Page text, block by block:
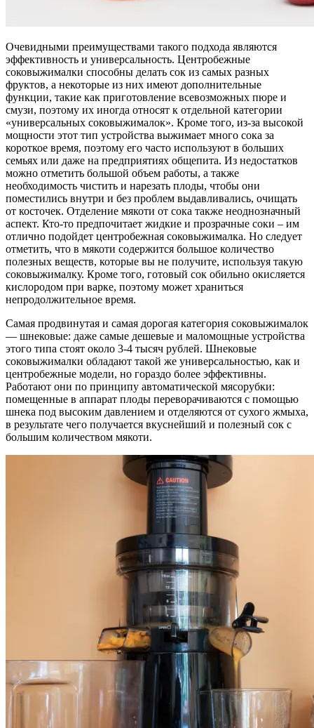
Очевидными преимуществами такого подхода являются
эффективность и универсальность. Центробежные
соковыжималки способны делать сок из самых разных
фруктов, а некоторые из них имеют дополнительные
функции, такие как приготовление всевозможных пюре и
смузи, поэтому их иногда относят к отдельной категории
«универсальных соковыжималок». Кроме того, из-за высокой
мощности этот тип устройства выжимает много сока за
короткое время, поэтому его часто используют в больших
семьях или даже на предприятиях общепита. Из недостатков
можно отметить большой объем работы, а также
необходимость чистить и нарезать плоды, чтобы они
поместились внутри и без проблем выдавливались, очищать
от косточек. Отделение мякоти от сока также неоднозначный
аспект. Кто-то предпочитает жидкие и прозрачные соки – им
отлично подойдет центробежная соковыжималка. Но следует
отметить, что в мякоти содержится большое количество
полезных веществ, которые вы не получите, используя такую ​​
соковыжималку. Кроме того, готовый сок обильно окисляется
кислородом при варке, поэтому может храниться
непродолжительное время.
Самая продвинутая и самая дорогая категория соковыжималок
— шнековые: даже самые дешевые и маломощные устройства
этого типа стоят около 3-4 тысяч рублей. Шнековые
соковыжималки обладают такой же универсальностью, как и
центробежные модели, но гораздо более эффективны.
Работают они по принципу автоматической мясорубки:
помещенные в аппарат плоды переворачиваются с помощью
шнека под высоким давлением и отделяются от сухого жмыха,
в результате чего получается вкуснейший и полезный сок с
большим количеством мякоти.